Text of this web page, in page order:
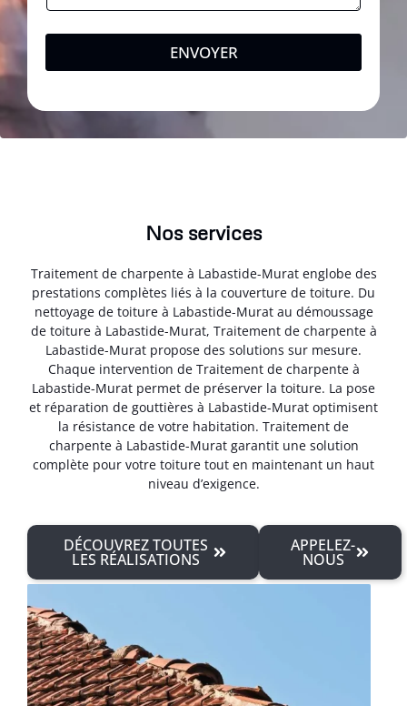
ENVOYER
Nos services
Traitement de charpente à Labastide-Murat englobe des
prestations complètes liés à la couverture de toiture. Du
nettoyage de toiture à Labastide-Murat au démoussage
de toiture à Labastide-Murat, Traitement de charpente à
Labastide-Murat propose des solutions sur mesure.
Chaque intervention de Traitement de charpente à
Labastide-Murat permet de préserver la toiture. La pose
et réparation de gouttières à Labastide-Murat optimisent
la résistance de votre habitation. Traitement de
charpente à Labastide-Murat garantit une solution
complète pour votre toiture tout en maintenant un haut
niveau d’exigence.
DÉCOUVREZ TOUTES
LES RÉALISATIONS
APPELEZ-
NOUS